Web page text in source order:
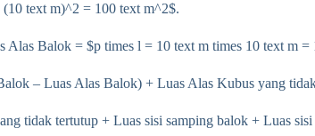
text m)^2 = 100 text m^2$.
Alas Balok = $p times l = 10 text m times 10 text m
– Luas Alas Balok) + Luas Alas Kubus yang
tidak tertutup + Luas sisi samping balok + Luas sisi